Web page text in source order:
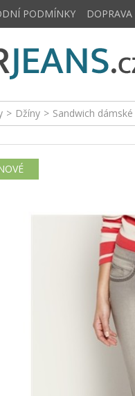
> Džíny > Sandwich
PODMÍNKY DOPRAVA